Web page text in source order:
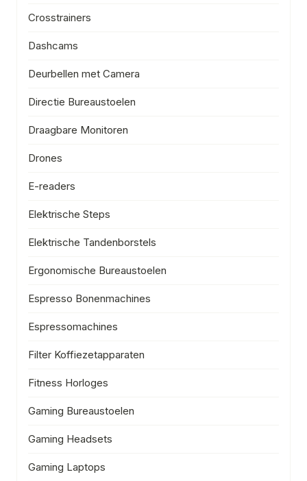
Crosstrainers
Dashcams
Deurbellen met Camera
Directie Bureaustoelen
Draagbare Monitoren
Drones
E-readers
Elektrische Steps
Elektrische Tandenborstels
Ergonomische Bureaustoelen
Espresso Bonenmachines
Espressomachines
Filter Koffiezetapparaten
Fitness Horloges
Gaming Bureaustoelen
Gaming Headsets
Gaming Laptops